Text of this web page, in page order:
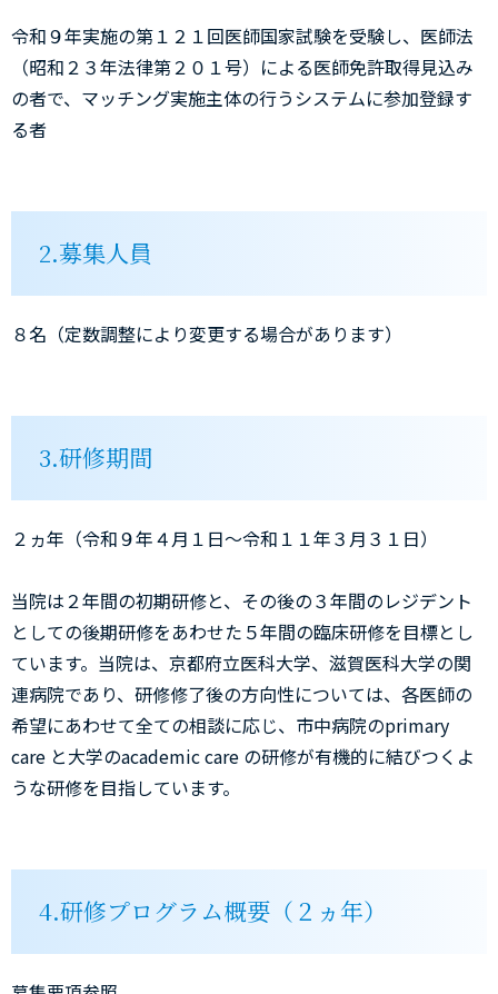
令和９年実施の第１２１回医師国家試験を受験し、医師法
（昭和２３年法律第２０１号）による医師免許取得見込み
の者で、マッチング実施主体の行うシステムに参加登録す
る者
2.募集人員
８名（定数調整により変更する場合があります）
3.研修期間
２ヵ年（令和９年４月１日～令和１１年３月３１日）
当院は２年間の初期研修と、その後の３年間のレジデント
としての後期研修をあわせた５年間の臨床研修を目標とし
ています。当院は、京都府立医科大学、滋賀医科大学の関
連病院であり、研修修了後の方向性については、各医師の
希望にあわせて全ての相談に応じ、市中病院のprimary
care と大学のacademic care の研修が有機的に結びつくよ
うな研修を目指しています。
4.研修プログラム概要（２ヵ年）